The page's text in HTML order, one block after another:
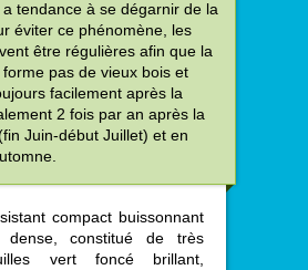
a tendance à se dégarnir de la
éviter ce phénomène, les
être régulières afin que la
pas de vieux bois et
facilement après la
2 fois par an après la
Juin-début Juillet) et en
compact buissonnant
dense, constitué de très
vert foncé brillant,